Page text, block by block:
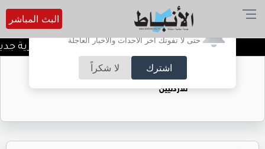
أترغب في تفعيل الإشعارات؟
حتى لا تفوتك آخر الأحداث والأخبار العاجلة
اشترك لا شكراً
البث المباشر
الحكومة: 100 فرصة استثمارية جديدة وتطوير 3 مشاريع كبرى مع القطاع الخاص
حقل الريشة حين يتحول الغاز إلى فرص عمل
للأردنيين